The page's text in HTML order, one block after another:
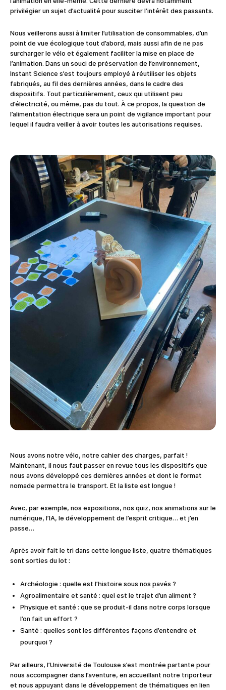
privilégier un sujet d’actualité pour susciter l’intérêt des passants.
Nous veillerons aussi à limiter l’utilisation de consommables, d’un
point de vue écologique tout d’abord, mais aussi afin de ne pas
surcharger le vélo et également faciliter la mise en place de
l’animation. Dans un souci de préservation de l’environnement,
Instant Science s’est toujours employé à réutiliser les objets
fabriqués, au fil des dernières années, dans le cadre des
dispositifs. Tout particulièrement, ceux qui utilisent peu
d’électricité, ou même, pas du tout. À ce propos, la question de
l’alimentation électrique sera un point de vigilance important pour
lequel il faudra veiller à avoir toutes les autorisations requises.
Nous avons notre vélo, notre cahier des charges, parfait !
Maintenant, il nous faut passer en revue tous les dispositifs que
nous avons développé ces dernières années et dont le format
nomade permettra le transport. Et la liste est longue !
Avec, par exemple, nos expositions, nos quiz, nos animations sur le
numérique, l’IA, le développement de l’esprit critique… et j’en
passe…
Après avoir fait le tri dans cette longue liste, quatre thématiques
sont sorties du lot :
Archéologie : quelle est l’histoire sous nos pavés ?
Agroalimentaire et santé : quel est le trajet d’un aliment ?
Physique et santé : que se produit-il dans notre corps lorsque
l’on fait un effort ?
Santé : quelles sont les différentes façons d’entendre et
pourquoi ?
Par ailleurs, l’Université de Toulouse s’est montrée partante pour
nous accompagner dans l’aventure, en accueillant notre triporteur
et nous appuyant dans le développement de thématiques en lien